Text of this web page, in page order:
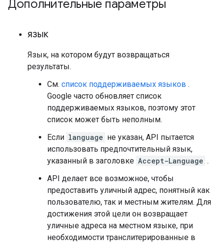
Дополнительные параметры
язык
Язык, на котором будут возвращаться
результаты.
См. список поддерживаемых языков .
Google часто обновляет список
поддерживаемых языков, поэтому этот
список может быть неполным.
Если language не указан, API пытается
использовать предпочтительный язык,
указанный в заголовке Accept-Language .
API делает все возможное, чтобы
предоставить уличный адрес, понятный как
пользователю, так и местным жителям. Для
достижения этой цели он возвращает
уличные адреса на местном языке, при
необходимости транслитерированные в